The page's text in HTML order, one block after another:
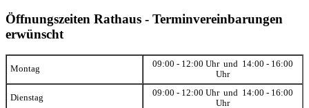
Öffnungszeiten Rathaus - Terminvereinbarungen
erwünscht
Montag
09:00 - 12:00 Uhr und 14:00 - 16:00
Uhr
Dienstag
09:00 - 12:00 Uhr und 14:00 - 16:00
Uhr